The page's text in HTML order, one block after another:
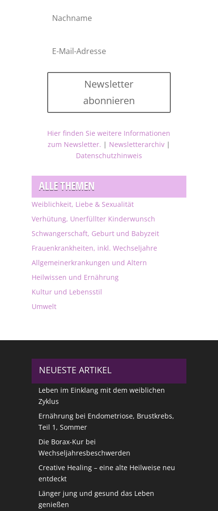
Newsletter
abonnieren
Hier finden Sie weitere Informationen
zum Newsletter. | Newsletterarchiv|
Datenschutzhinweis
ALLE THEMEN
Weiblichkeit, Liebe & Sexualität
Verhütung, Unerfüllter Kinderwunsch
Schwangerschaft, Geburt und Babyzeit
Frauenkrankheiten, inkl. Wechseljahre
Allgemeinerkrankungen und Altern
Heilwissen und Ernährung
Kultur und Lebensstil
Umwelt
NEUESTE ARTIKEL
Leben im Einklang mit dem weiblichen
Zyklus
Ernährung bei Endometriose, Brustkrebs,
Teil 1, Sommer
Die Borax-Kur bei
Wechseljahresbeschwerden
Creative Healing – eine alte Heilweise neu
entdeckt
Länger jung und gesund das Leben
genießen